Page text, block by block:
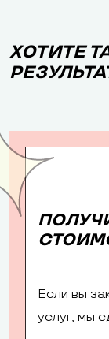
ХОТИТЕ
Если вы
услуг, мы